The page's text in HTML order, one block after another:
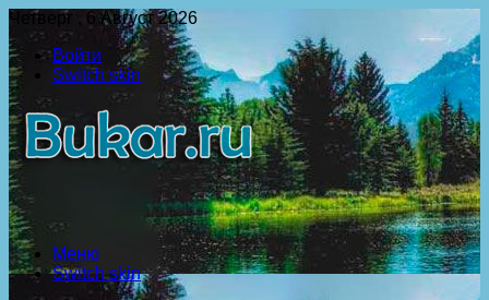
Четверг , 6 Август 2026
Войти
Switch skin
Меню
Switch skin